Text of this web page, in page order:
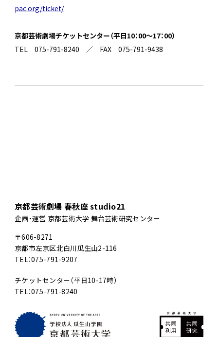
pac.org/ticket/
京都芸術劇場チケットセンター（平日10：00～17：00）
TEL 075-791-8240 ／ FAX 075-791-9438
京都芸術劇場 春秋座 studio21
企画・運営 京都芸術大学 舞台芸術研究センター
〒606-8271
京都市左京区北白川瓜生山2-116
TEL：075-791-9207
チケットセンター（平日10-17時）
TEL：075-791-8240